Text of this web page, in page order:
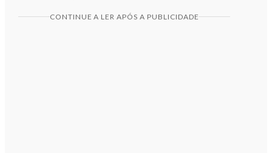
CONTINUE A LER APÓS A PUBLICIDADE